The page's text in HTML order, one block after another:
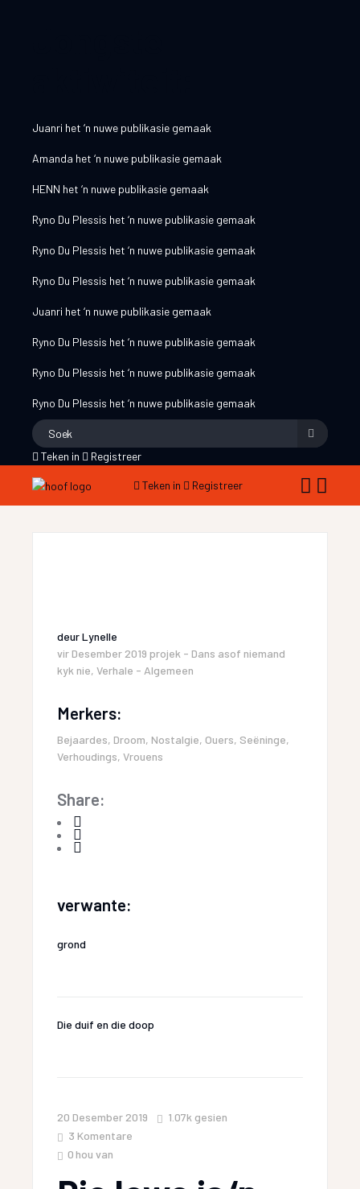
Juanri het ‘n nuwe publikasie gemaak
Amanda het ‘n nuwe publikasie gemaak
HENN het ‘n nuwe publikasie gemaak
Ryno Du Plessis het ‘n nuwe publikasie gemaak
Ryno Du Plessis het ‘n nuwe publikasie gemaak
Ryno Du Plessis het ‘n nuwe publikasie gemaak
Juanri het ‘n nuwe publikasie gemaak
Ryno Du Plessis het ‘n nuwe publikasie gemaak
Ryno Du Plessis het ‘n nuwe publikasie gemaak
Ryno Du Plessis het ‘n nuwe publikasie gemaak
Teken in Registreer
Teken in Registreer
deurLynelle
vir Desember 2019 projek - Dans asof niemand
kyk nie,Verhale - Algemeen
Merkers:
Bejaardes, Droom, Nostalgie, Ouers, Seëninge,
Verhoudings,Vrouens
Share:
verwante:
grond
Die duif en die doop
20 Desember 2019 1.07k gesien
3 Komentare
0 hou van